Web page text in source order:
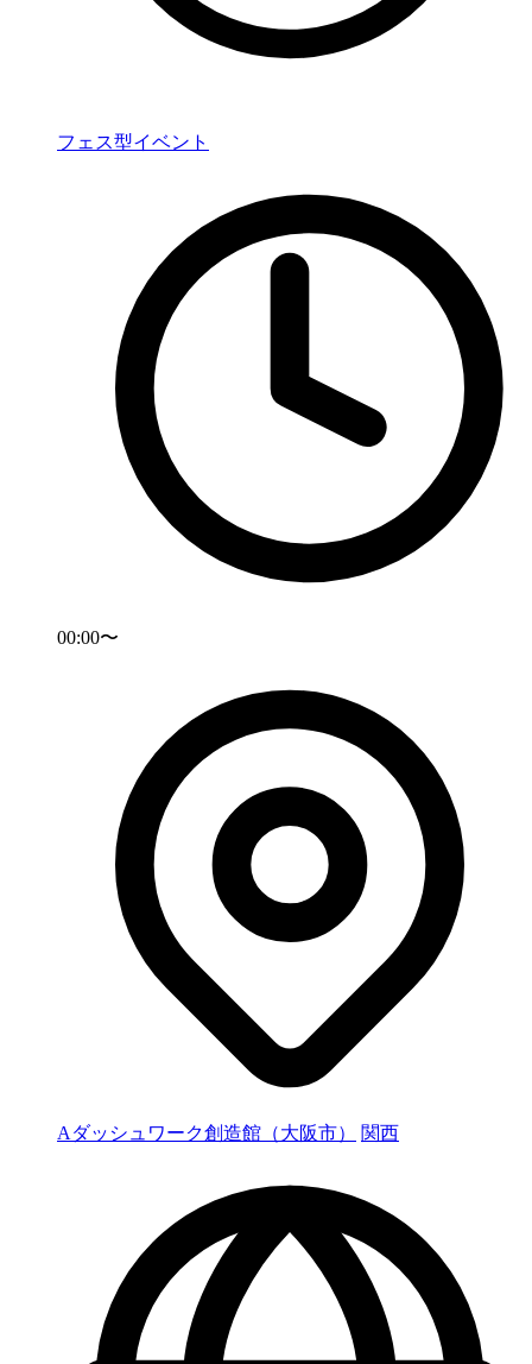
フェス型イベント
00:00〜
Aダッシュワーク創造館（大阪市） 関西